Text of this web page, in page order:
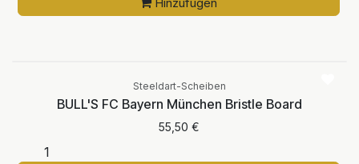
Steeldart-Scheiben
BULL'S FC Bayern München Bristle Board
55,50 €